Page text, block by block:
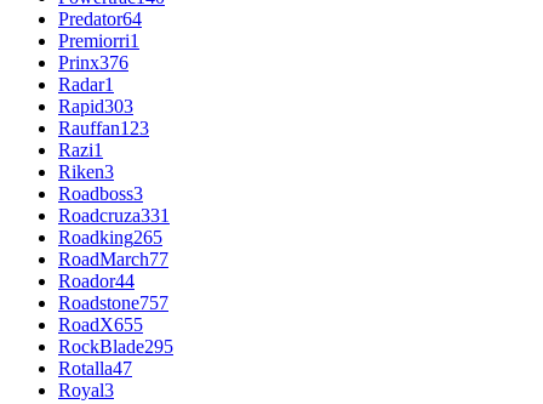
Predator64
Premiorri1
Prinx376
Radar1
Rapid303
Rauffan123
Razi1
Riken3
Roadboss3
Roadcruza331
Roadking265
RoadMarch77
Roador44
Roadstone757
RoadX655
RockBlade295
Rotalla47
Royal3